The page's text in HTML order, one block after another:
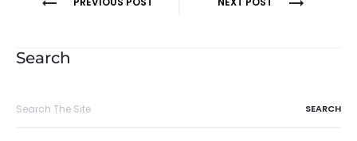
entradas
Search